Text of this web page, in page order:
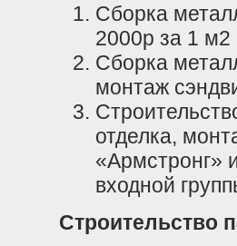
Сборка
2000р за 1 м2
Сборка
монтаж
отделка,
«Армстронг»
входной
Строительство